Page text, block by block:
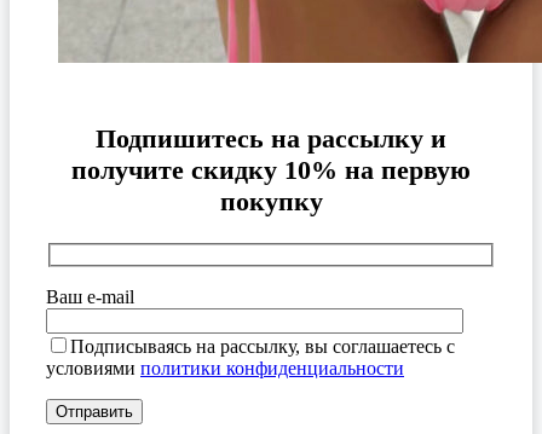
Подпишитесь на рассылку и
получите скидку 10% на первую
покупку
Ваш e-mail
Подписываясь на рассылку, вы соглашаетесь с
условиями политики конфиденциальности